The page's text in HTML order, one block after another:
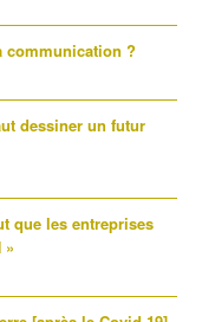
communication ?
dessiner un futur
que les entreprises
»